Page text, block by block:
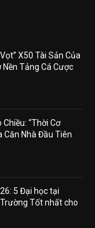
X50 Tài Sản Của
Nền Tảng Cá Cược
“Thời Cơ
Căn Nhà Đầu Tiên
5 Đại học tại
Tốt nhất cho